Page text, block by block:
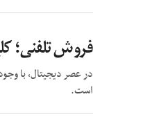
فروش تلفنی؛
در عصر دیجیتال، با
است.